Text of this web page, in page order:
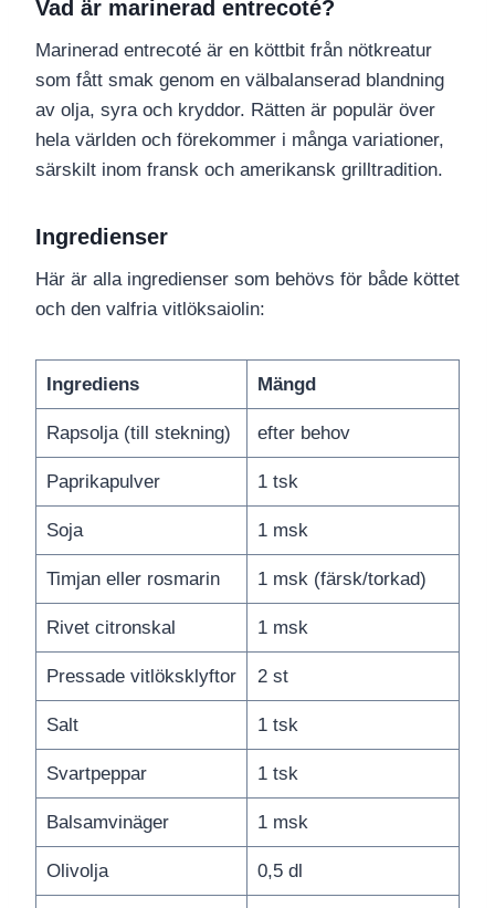
Vad är marinerad entrecoté?
Marinerad entrecoté är en köttbit från nötkreatur
som fått smak genom en välbalanserad blandning
av olja, syra och kryddor. Rätten är populär över
hela världen och förekommer i många variationer,
särskilt inom fransk och amerikansk grilltradition.
Ingredienser
Här är alla ingredienser som behövs för både köttet
och den valfria vitlöksaiolin:
Ingrediens Mängd
Rapsolja (till stekning) efter behov
Paprikapulver 1 tsk
Soja 1 msk
Timjan eller rosmarin 1 msk (färsk/torkad)
Rivet citronskal 1 msk
Pressade vitlöksklyftor 2 st
Salt 1 tsk
Svartpeppar 1 tsk
Balsamvinäger 1 msk
Olivolja 0,5 dl